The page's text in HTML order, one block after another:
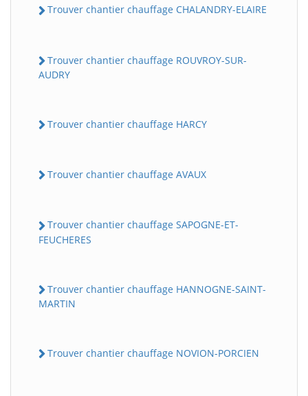
Trouver chantier chauffage CHALANDRY-ELAIRE
Trouver chantier chauffage ROUVROY-SUR-
AUDRY
Trouver chantier chauffage HARCY
Trouver chantier chauffage AVAUX
Trouver chantier chauffage SAPOGNE-ET-
FEUCHERES
Trouver chantier chauffage HANNOGNE-SAINT-
MARTIN
Trouver chantier chauffage NOVION-PORCIEN